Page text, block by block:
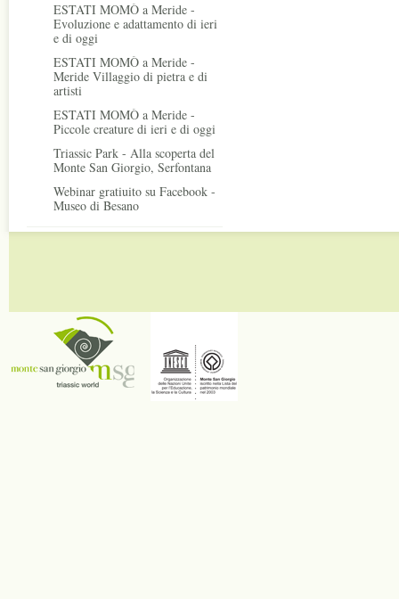
ESTATI MOMÒ a Meride -
Evoluzione e adattamento di ieri
e di oggi
ESTATI MOMÒ a Meride -
Meride Villaggio di pietra e di
artisti
ESTATI MOMÒ a Meride -
Piccole creature di ieri e di oggi
Triassic Park - Alla scoperta del
Monte San Giorgio, Serfontana
Webinar gratiuito su Facebook -
Museo di Besano